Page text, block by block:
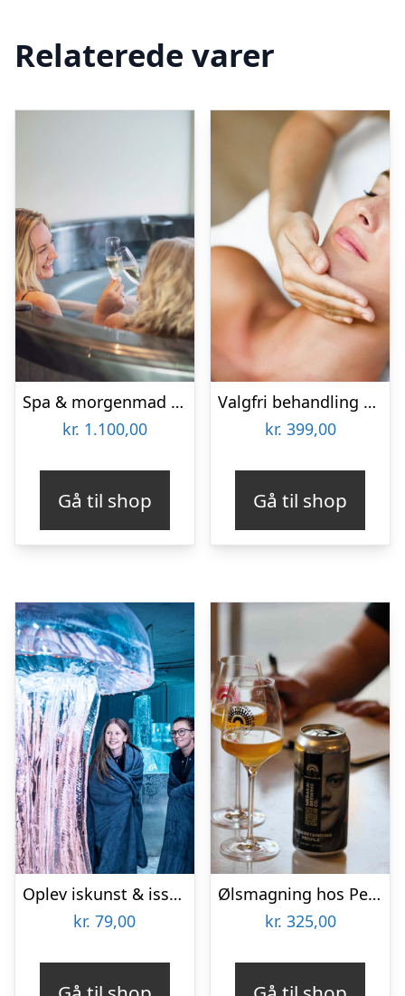
Relaterede varer
Spa & morgenmad for 2 hos Hotel BramslevGaard
kr. 1.100,00
Gå til shop
Valgfri behandling hos Lash Care
kr. 399,00
Gå til shop
Oplev iskunst & isskulpturer
kr. 79,00
Ølsmagning hos People Like Us
kr. 325,00